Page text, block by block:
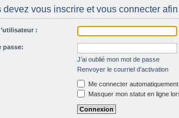
devez vous inscrire et vous connecter
:
passe:
J’ai oublié mon mot de passe
Renvoyer le courriel d’activation
Me connecter
Masquer mon statut en ligne